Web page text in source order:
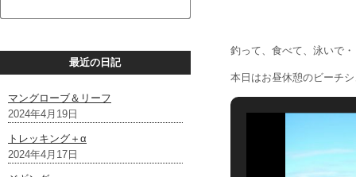
最近の日記
マングローブ＆リーフ
2024年4月19日
トレッキング＋α
2024年4月17日
釣って、食べて、泳いで
本日はお昼休憩のビーチ